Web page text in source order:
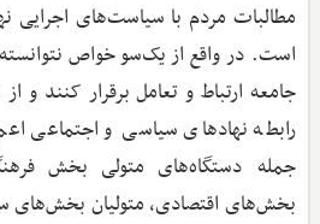
مطالبات مردم با سیاست‌های اجرایی
است. در واقع از یک‌سو خواص
جامعه ارتباط و تعامل برقرار کنند
رابطه نهادهای سیاسی و اجتماعی
جمله دستگاه‌های متولی بخش
بخش‌های اقتصادی، متولیان بخش‌های